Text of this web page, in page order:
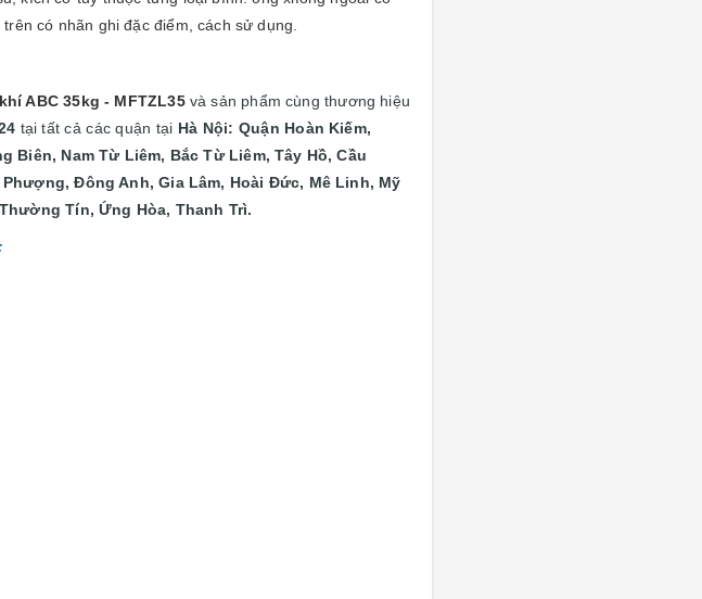
có nhãn ghi đặc điểm, cách sử dụng.
ABC 35kg - MFTZL35và sản phẩm cùng thương hiệu
tạitất cả các quận tại Hà Nội: Quận Hoàn Kiếm,
Biên, Nam Từ Liêm, Bắc Từ Liêm, Tây Hồ, Cầu
Đông Anh, Gia Lâm, Hoài Đức, Mê Linh, Mỹ
Tín, Ứng Hòa, Thanh Trì.